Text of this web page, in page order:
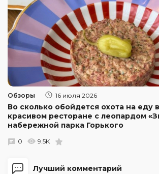
Лучший комментарий
Обзоры 16 июля 2026
Во сколько обойдется охота на еду
красивом ресторане с леопардом
набережной парка Горького
0 9.5K